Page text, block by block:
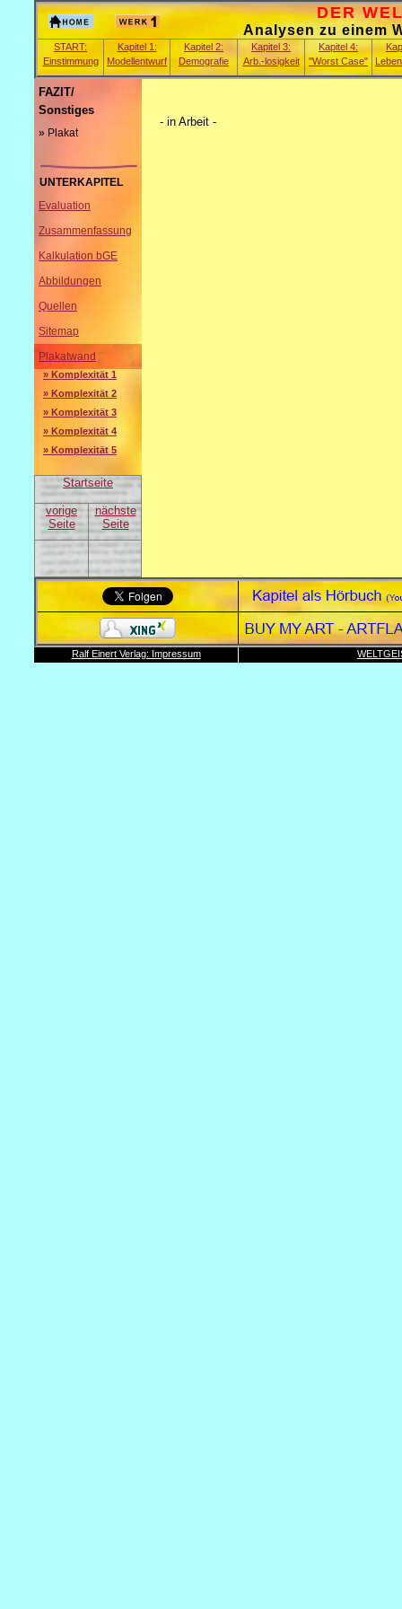
DER
Analysen zu einem
START:
Einstimmung
Kapitel 1:
Modellentwurf
Kapitel 2:
Demografie
Kapitel 3:
Arb.-losigkeit
Kapitel 4:
"Worst Case"
FAZIT/
Sonstiges
» Plakat
UNTERKAPITEL
Evaluation
Zusammenfassung
Kalkulation bGE
Abbildungen
Quellen
Sitemap
Plakatwand
» Komplexität 1
» Komplexität 2
» Komplexität 3
» Komplexität 4
» Komplexität 5
Startseite
vorige
Seite
nächste
Seite
- in Arbeit -
Ralf Einert Verlag: Impressum